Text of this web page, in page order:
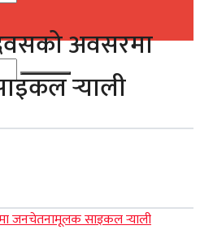
अवसरमा
र्‍याली